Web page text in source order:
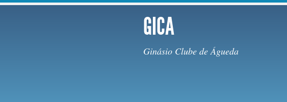
GICA
Ginásio Clube de Águeda